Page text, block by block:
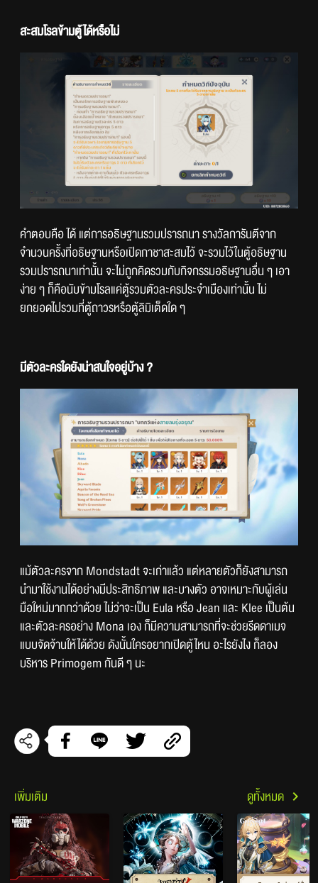
สะสมโรลข้ามตู้ได้หรือไม่
คำตอบคือ ได้ แต่การอธิษฐานรวมปรารถนา รางวัลการันตีจาก
จำนวนครั้งที่อธิษฐานหรือเปิดกาชาสะสมไว้ จะรวมไว้ในตู้อธิษฐาน
รวมปรารถนาเท่านั้น จะไม่ถูกคิดรวมกับกิจกรรมอธิษฐานอื่น ๆ เอา
ง่าย ๆ ก็คือนับข้ามโรลแค่ตู้รวมตัวละครประจำเมืองเท่านั้น ไม่
ยกยอดไปรวมที่ตู้ถาวรหรือตู้ลิมิเต็ดใด ๆ
มีตัวละครใดยังน่าสนใจอยู่บ้าง ?
แม้ตัวละครจาก Mondstadt จะเก่าแล้ว แต่หลายตัวก็ยังสามารถ
นำมาใช้งานได้อย่างมีประสิทธิภาพ และบางตัว อาจเหมาะกับผู้เล่น
มือใหม่มากกว่าด้วย ไม่ว่าจะเป็น Eula หรือ Jean และ Klee เป็นต้น
และตัวละครอย่าง Mona เอง ก็มีความสามารถที่จะช่วยรีดดาเมจ
แบบจัดจ้านให้ได้ด้วย ดังนั้นใครอยากเปิดตู้ไหน อะไรยังไง ก็ลอง
บริหาร Primogem กันดี ๆ นะ
เพิ่มเติม ดูทั้งหมด